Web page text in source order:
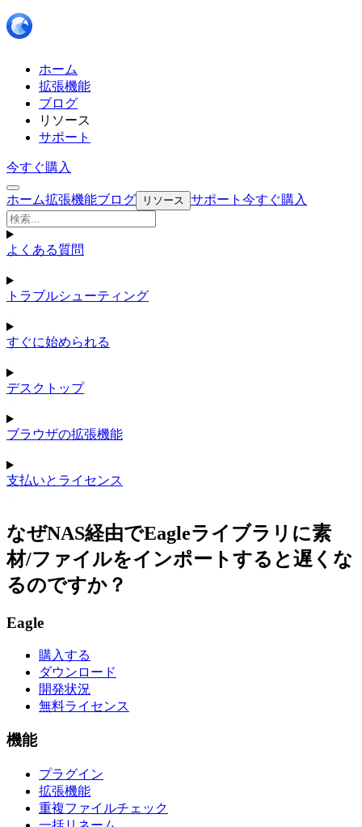
ホーム
拡張機能
ブログ
リソース
サポート
今すぐ購入
ホーム拡張機能ブログ リソース サポート 今すぐ購入
よくある質問
トラブルシューティング
すぐに始められる
デスクトップ
ブラウザの拡張機能
支払いとライセンス
なぜNAS経由でEagleライブラリに素
材/ファイルをインポートすると遅くな
るのですか？
Eagle
購入する
ダウンロード
開発状況
無料ライセンス
機能
プラグイン
拡張機能
重複ファイルチェック